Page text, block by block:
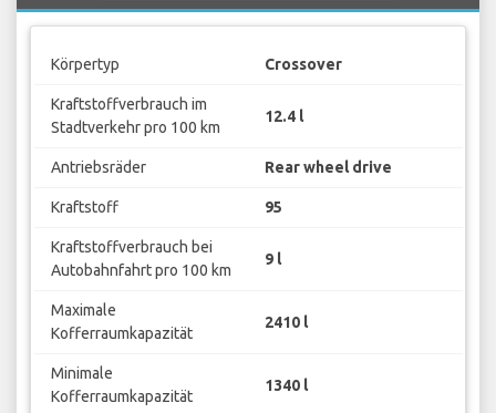
Körpertyp Crossover
Kraftstoffverbrauch im
Stadtverkehr pro 100 km
12.4 l
Antriebsräder Rear wheel drive
Kraftstoff 95
Kraftstoffverbrauch bei
Autobahnfahrt pro 100 km
9 l
Maximale
Kofferraumkapazität
2410 l
Minimale
Kofferraumkapazität
1340 l